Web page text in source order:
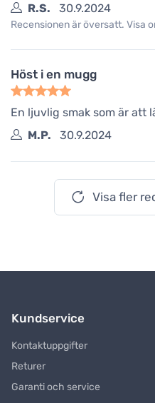
R.S.
30.9.2024
Recensionen är översatt. Visa
Höst i en mugg
En ljuvlig smak som är att
M.P.
30.9.2024
Visa fler
Kundservice
Kontaktuppgifter
Returer
Garanti och service